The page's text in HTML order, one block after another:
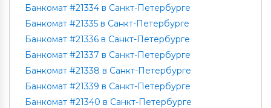
Банкомат #21334 в Санкт-Петербурге
Банкомат #21335 в Санкт-Петербурге
Банкомат #21336 в Санкт-Петербурге
Банкомат #21337 в Санкт-Петербурге
Банкомат #21338 в Санкт-Петербурге
Банкомат #21339 в Санкт-Петербурге
Банкомат #21340 в Санкт-Петербурге